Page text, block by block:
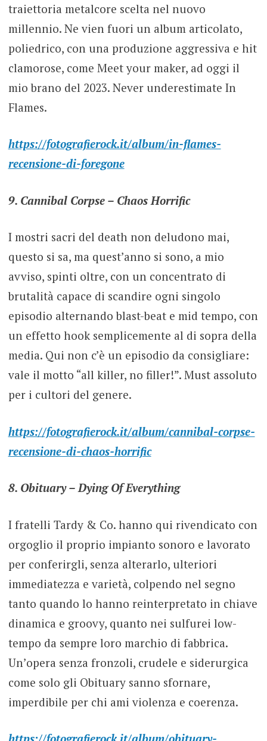
traiettoria metalcore scelta nel nuovo
millennio. Ne vien fuori un album articolato,
poliedrico, con una produzione aggressiva e hit
clamorose, come Meet your maker, ad oggi il
mio brano del 2023. Never underestimate In
Flames.
https://fotografierock.it/album/in-flames-
recensione-di-foregone
9. Cannibal Corpse – Chaos Horrific
I mostri sacri del death non deludono mai,
questo si sa, ma quest’anno si sono, a mio
avviso, spinti oltre, con un concentrato di
brutalità capace di scandire ogni singolo
episodio alternando blast-beat e mid tempo, con
un effetto hook semplicemente al di sopra della
media. Qui non c’è un episodio da consigliare:
vale il motto “all killer, no filler!”. Must assoluto
per i cultori del genere.
https://fotografierock.it/album/cannibal-corpse-
recensione-di-chaos-horrific
8. Obituary – Dying Of Everything
I fratelli Tardy & Co. hanno qui rivendicato con
orgoglio il proprio impianto sonoro e lavorato
per conferirgli, senza alterarlo, ulteriori
immediatezza e varietà, colpendo nel segno
tanto quando lo hanno reinterpretato in chiave
dinamica e groovy, quanto nei sulfurei low-
tempo da sempre loro marchio di fabbrica.
Un’opera senza fronzoli, crudele e siderurgica
come solo gli Obituary sanno sfornare,
imperdibile per chi ami violenza e coerenza.